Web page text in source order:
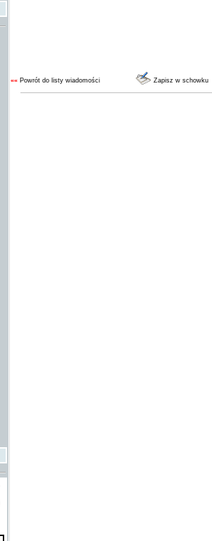
«« Powrót do listy wiadomości Zapisz w schowku